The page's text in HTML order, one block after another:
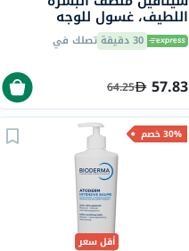
اللطيف، غسول للوجه
والجسم للرجال والنساء ذوي
البشرة الجافة والعادية
مل
30 دقيقة تصلك في
57.83
64.25
30% خصم
أقل سعر